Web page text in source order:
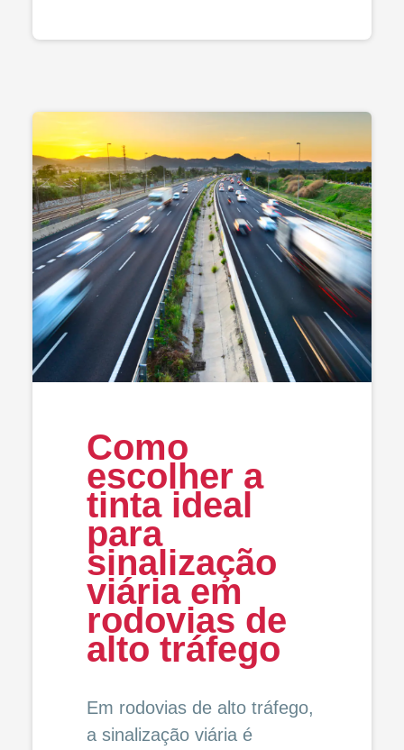
Como
escolher a
tinta ideal
para
sinalização
viária em
rodovias de
alto tráfego
Em rodovias de alto tráfego,
a sinalização viária é